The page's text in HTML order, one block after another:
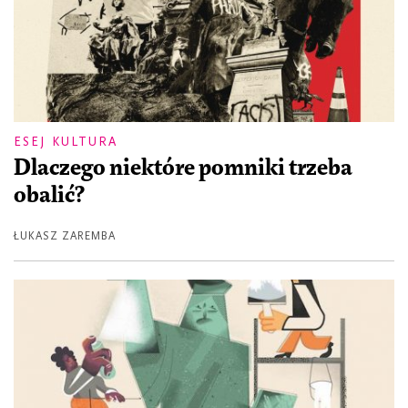
ESEJ KULTURA
Dlaczego niektóre pomniki trzeba
obalić?
ŁUKASZ ZAREMBA